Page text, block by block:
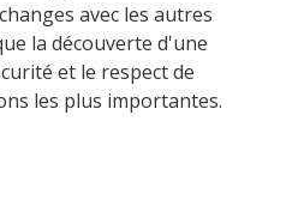
avec les autres
la découverte d'une
et le respect de
les plus importantes.